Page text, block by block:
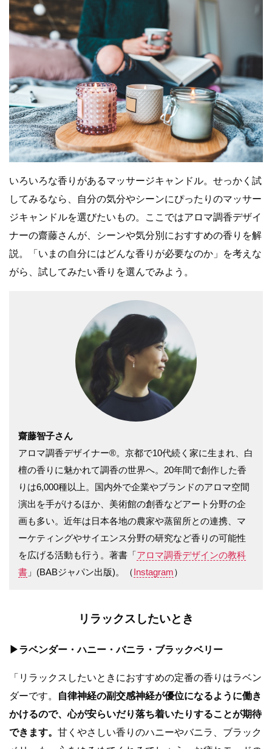
いろいろな香りがあるマッサージキャンドル。せっかく試
してみるなら、自分の気分やシーンにぴったりのマッサー
ジキャンドルを選びたいもの。ここではアロマ調香デザイ
ナーの齋藤さんが、シーンや気分別におすすめの香りを解
説。「いまの自分にはどんな香りが必要なのか」を考えな
がら、試してみたい香りを選んでみよう。
齋藤智子さん
アロマ調香デザイナー®️。京都で10代続く家に生まれ、白
檀の香りに魅かれて調香の世界へ。20年間で創作した香
りは6,000種以上。国内外で企業やブランドのアロマ空間
演出を手がけるほか、美術館の創香などアート分野の企
画も多い。近年は日本各地の農家や蒸留所との連携、マ
ーケティングやサイエンス分野の研究など香りの可能性
を広げる活動も行う。著書「アロマ調香デザインの教科
書 」(BABジャパン出版)。（Instagram）
リラックスしたいとき
▶︎ラベンダー・ハニー・バニラ・ブラックベリー
「リラックスしたいときにおすすめの定番の香りはラベン
ダーです。
自律神経の副交感神経が優位になるように働き
かけるので、心が安らいだり落ち着いたりすることが期待
できます。 甘くやさしい香りのハニーやバニラ、ブラック